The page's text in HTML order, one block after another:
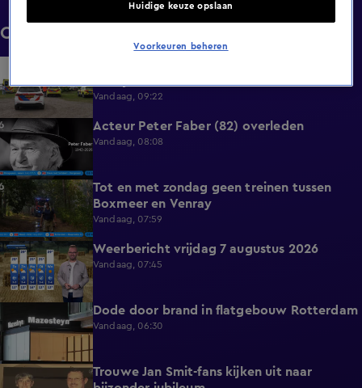
Clips
Vandaag, 09:22
0:59 Acteur Peter Faber (82) overleden
Vandaag, 08:08
0:36
Tot en met zondag geen treinen tussen
Boxmeer en Venray
Vandaag, 07:59
2:26 Weerbericht vrijdag 7 augustus 2026
Vandaag, 07:45
Dode door brand in flatgebouw Rotterdam
Vandaag, 06:30
1:59
Trouwe Jan Smit-fans kijken uit naar
Huidige keuze opslaan
Voorkeuren beheren